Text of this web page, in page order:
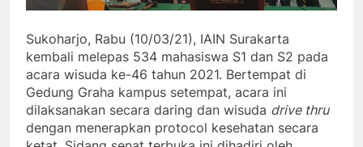
Sukoharjo, Rabu (10/03/21), IAIN Surakarta
kembali melepas 534 mahasiswa S1 dan S2 pada
acara wisuda ke-46 tahun 2021. Bertempat di
Gedung Graha kampus setempat, acara ini
dilaksanakan secara daring dan wisuda drive thru
dengan menerapkan protocol kesehatan secara